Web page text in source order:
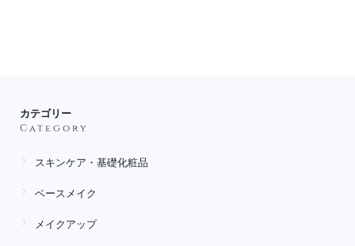
カテゴリー
Category
スキンケア・基礎化粧品
ベースメイク
メイクアップ